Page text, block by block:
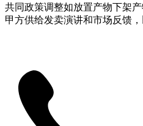
共同政策调整如放置产物下架
甲方供给发卖演讲和市场反馈，